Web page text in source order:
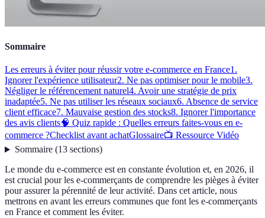
Sommaire
Les erreurs à éviter pour réussir votre e-commerce en France1.
Ignorer l'expérience utilisateur2. Ne pas optimiser pour le mobile3.
Négliger le référencement naturel4. Avoir une stratégie de prix
inadaptée5. Ne pas utiliser les réseaux sociaux6. Absence de service
client efficace7. Mauvaise gestion des stocks8. Ignorer l'importance
des avis clients🧠 Quiz rapide : Quelles erreurs faites-vous en e-
commerce ?Checklist avant achatGlossaire📺 Ressource Vidéo
Sommaire(13 sections)
Le monde du e-commerce est en constante évolution et, en 2026, il
est crucial pour les e-commerçants de comprendre les pièges à éviter
pour assurer la pérennité de leur activité. Dans cet article, nous
mettrons en avant les erreurs communes que font les e-commerçants
en France et comment les éviter.